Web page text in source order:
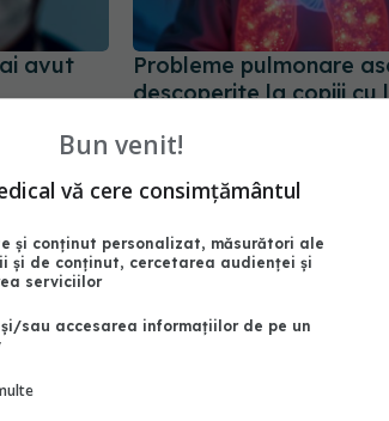
avut
Probleme pulmonare
descoperite la copiii cu
26 feb 2025, 15:17
Bun venit!
vă cere consimțământul
și conținut personalizat, măsurători ale
și de conținut, cercetarea audienței și
serviciilor
sau accesarea informațiilor de pe un